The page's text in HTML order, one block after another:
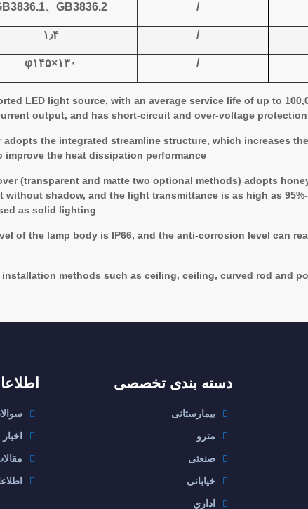
/
、GB3836.2
/ ۱٫۴
/ φ۱۴۵×۱۳۰
LED light source, with an average service life of up to
output, and has short-circuit and over-voltage
the integrated streamline structure, which increases
the heat dissipation performance.
(transparent and matte two optional methods) adopts
without shadow, and the light transmittance is as high as
as solid lighting.
of the lamp body is IP66, and the anti-corrosion level can
methods such as ceiling, ceiling, curved rod and
دسته بندی تخصصی
بیمارستانی
مترو
صنعتی
خیابانی
اداري
اخبار